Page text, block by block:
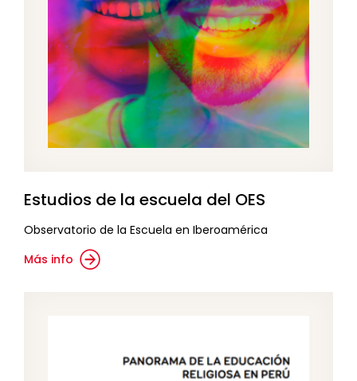
Estudios de la escuela del OES
Observatorio de la Escuela en Iberoamérica
Más info